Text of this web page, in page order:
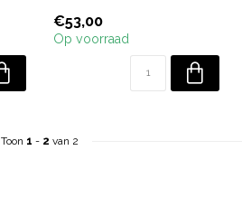
de hui...
€53,00
Op voorraad
Toon 1 - 2 van 2